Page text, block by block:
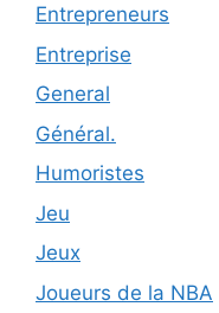
Entrepreneurs
Entreprise
General
Général.
Humoristes
Jeu
Jeux
Joueurs de la NBA